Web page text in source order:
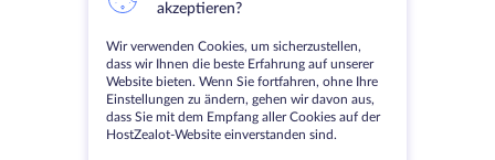
akzeptieren?
Wir verwenden Cookies, um sicherzustellen,
dass wir Ihnen die beste Erfahrung auf unserer
Website bieten. Wenn Sie fortfahren, ohne Ihre
Einstellungen zu ändern, gehen wir davon aus,
dass Sie mit dem Empfang aller Cookies auf der
HostZealot-Website einverstanden sind.